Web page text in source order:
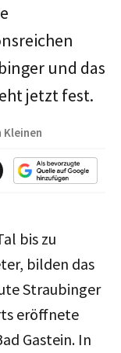
und das
jetzt fest.
Kleinen
bis zu
bilden das
Straubinger
eröffnete
Gastein. In